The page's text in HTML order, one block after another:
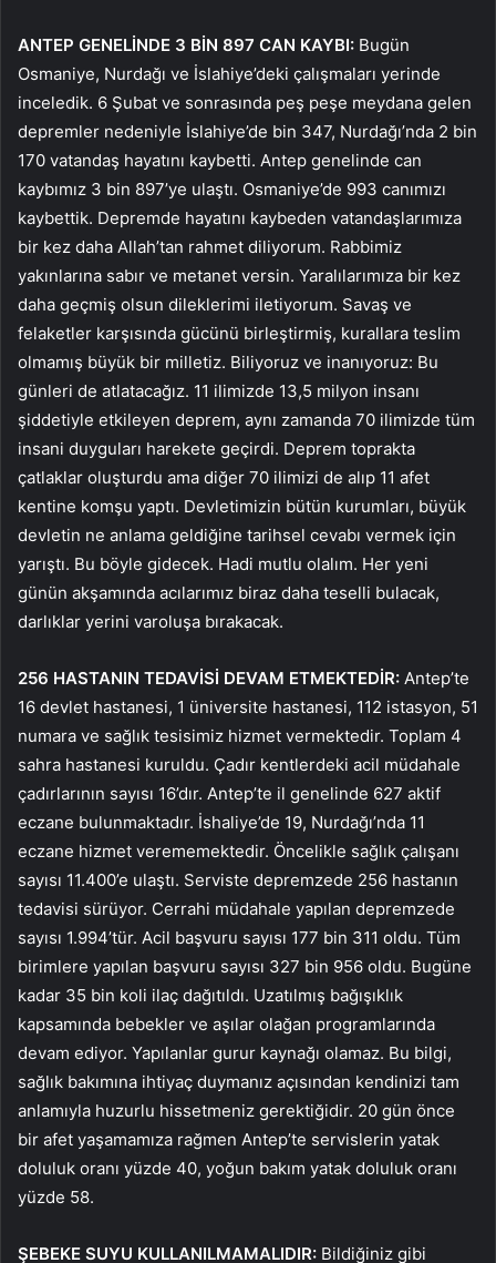
ANTEP GENELİNDE 3 BİN 897 CAN KAYBI: Bugün
Osmaniye, Nurdağı ve İslahiye’deki çalışmaları yerinde
inceledik. 6 Şubat ve sonrasında peş peşe meydana gelen
depremler nedeniyle İslahiye’de bin 347, Nurdağı’nda 2 bin
170 vatandaş hayatını kaybetti. Antep genelinde can
kaybımız 3 bin 897’ye ulaştı. Osmaniye’de 993 canımızı
kaybettik. Depremde hayatını kaybeden vatandaşlarımıza
bir kez daha Allah’tan rahmet diliyorum. Rabbimiz
yakınlarına sabır ve metanet versin. Yaralılarımıza bir kez
daha geçmiş olsun dileklerimi iletiyorum. Savaş ve
felaketler karşısında gücünü birleştirmiş, kurallara teslim
olmamış büyük bir milletiz. Biliyoruz ve inanıyoruz: Bu
günleri de atlatacağız. 11 ilimizde 13,5 milyon insanı
şiddetiyle etkileyen deprem, aynı zamanda 70 ilimizde tüm
insani duyguları harekete geçirdi. Deprem toprakta
çatlaklar oluşturdu ama diğer 70 ilimizi de alıp 11 afet
kentine komşu yaptı. Devletimizin bütün kurumları, büyük
devletin ne anlama geldiğine tarihsel cevabı vermek için
yarıştı. Bu böyle gidecek. Hadi mutlu olalım. Her yeni
günün akşamında acılarımız biraz daha teselli bulacak,
darlıklar yerini varoluşa bırakacak.
256 HASTANIN TEDAVİSİ DEVAM ETMEKTEDİR: Antep’te
16 devlet hastanesi, 1 üniversite hastanesi, 112 istasyon, 51
numara ve sağlık tesisimiz hizmet vermektedir. Toplam 4
sahra hastanesi kuruldu. Çadır kentlerdeki acil müdahale
çadırlarının sayısı 16’dır. Antep’te il genelinde 627 aktif
eczane bulunmaktadır. İshaliye’de 19, Nurdağı’nda 11
eczane hizmet verememektedir. Öncelikle sağlık çalışanı
sayısı 11.400’e ulaştı. Serviste depremzede 256 hastanın
tedavisi sürüyor. Cerrahi müdahale yapılan depremzede
sayısı 1.994’tür. Acil başvuru sayısı 177 bin 311 oldu. Tüm
birimlere yapılan başvuru sayısı 327 bin 956 oldu. Bugüne
kadar 35 bin koli ilaç dağıtıldı. Uzatılmış bağışıklık
kapsamında bebekler ve aşılar olağan programlarında
devam ediyor. Yapılanlar gurur kaynağı olamaz. Bu bilgi,
sağlık bakımına ihtiyaç duymanız açısından kendinizi tam
anlamıyla huzurlu hissetmeniz gerektiğidir. 20 gün önce
bir afet yaşamamıza rağmen Antep’te servislerin yatak
doluluk oranı yüzde 40, yoğun bakım yatak doluluk oranı
yüzde 58.
ŞEBEKE SUYU KULLANILMAMALIDIR: Bildiğiniz gibi